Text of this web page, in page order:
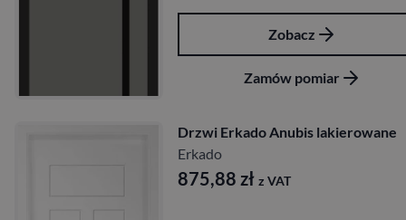
Zobacz
Zamów pomiar
Drzwi Erkado Anubis lakierowane
Erkado
875,88 zł z VAT